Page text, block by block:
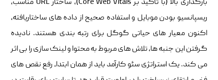
بارگذاری بالا (با تأکید بر Core Web Vitals)، ساختار URL مناسب،
ریسپانسیو بودن موبایل و استفاده صحیح از داده‌ های ساختاریافته،
اکنون معیار های حیاتی گوگل برای رتبه ‌بندی هستند. نادیده
‌گرفتن این جنبه ‌ها، تلاش‌ های مربوط به محتوا و لینک‌ سازی را بی ‌اثر
می‌ کند. یک استراتژی سئو کارآمد باید از همان ابتدا، رفع نقص ‌های